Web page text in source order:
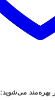
بهره‌مند می‌شوید: